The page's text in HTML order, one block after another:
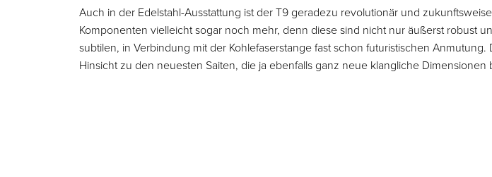
Auch in der Edelstahl-Ausstattung ist der T9 geradezu revolutionär und
Komponenten vielleicht sogar noch mehr, denn diese sind nicht nur äußerst robust
subtilen, in Verbindung mit der Kohlefaserstange fast schon futuristischen Anmutung.
Hinsicht zu den neuesten Saiten, die ja ebenfalls ganz neue klangliche Dimensionen